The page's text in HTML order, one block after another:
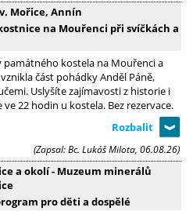
Mořice, Annín
na Mouřenci při svíčkách a
kostela na Mouřenci a
část pohádky Anděl Páně,
Uslyšíte zajímavosti z historie i
22 hodin u kostela. Bez rezervace.
(Zapsal: Bc. Lukáš Milota, 06.08.26)
a okolí - Muzeum minerálů
pro děti a dospělé